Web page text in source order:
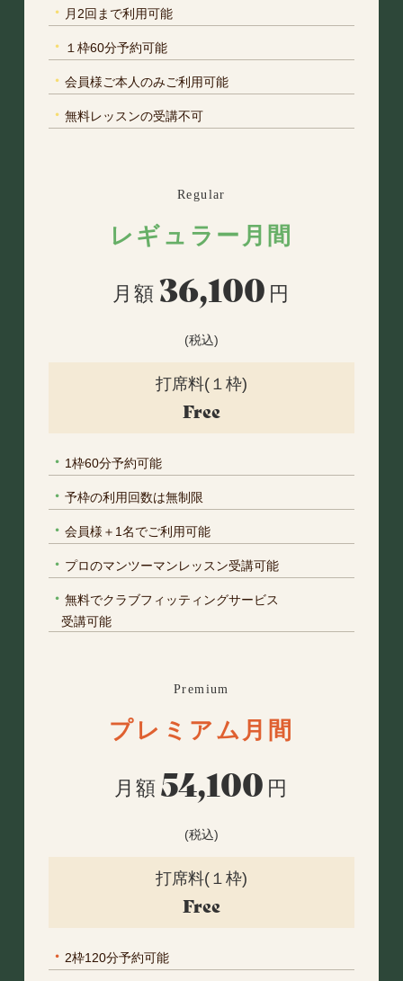
・ 月2回まで利用可能
・ １枠60分予約可能
・ 会員様ご本人のみご利用可能
・ 無料レッスンの受講不可
Regular
レギュラー月間
月額 36,100 円
(税込)
打席料(１枠)
Free
・ 1枠60分予約可能
・ 予枠の利用回数は無制限
・ 会員様＋1名でご利用可能
・ プロのマンツーマンレッスン受講可能
・ 無料でクラブフィッティングサービス
受講可能
Premium
プレミアム月間
月額 54,100 円
(税込)
打席料(１枠)
Free
・ 2枠120分予約可能